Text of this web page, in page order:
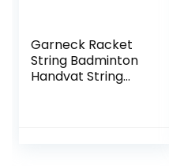
Garneck Racket
String Badminton
Handvat String